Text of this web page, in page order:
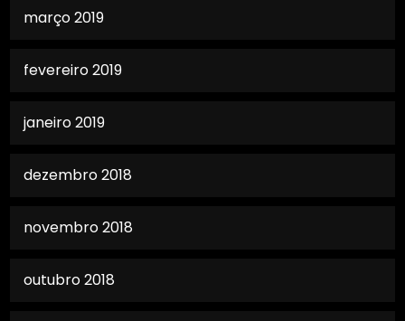
março 2019
fevereiro 2019
janeiro 2019
dezembro 2018
novembro 2018
outubro 2018